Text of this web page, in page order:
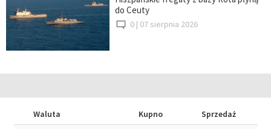
do Ceuty
0 | 07 sierpnia 2026
Waluta Kupno
Sprzedaż